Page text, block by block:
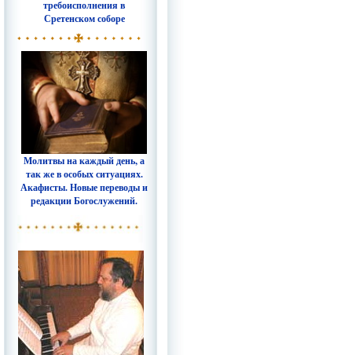
требоисполнения в
Сретенском соборе
Молитвы на каждый день, а
так же в особых ситуациях.
Акафисты. Новые переводы и
редакции Богослужений.